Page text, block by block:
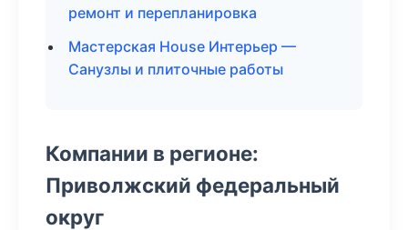
ремонт и перепланировка
Мастерская House Интерьер —
Санузлы и плиточные работы
Компании в регионе:
Приволжский федеральный
округ